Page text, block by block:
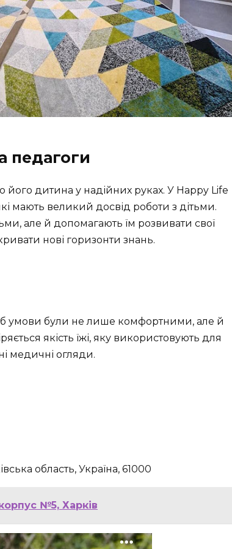
педагоги
його дитина у надійних руках. У Happy Life
мають великий досвід роботи з дітьми.
але й допомагають їм розвивати свої
нові горизонти знань.
умови були не лише комфортними, але й
якість їжі, яку використовують для
медичні огляди.
область, Україна, 61000
№5, Харків